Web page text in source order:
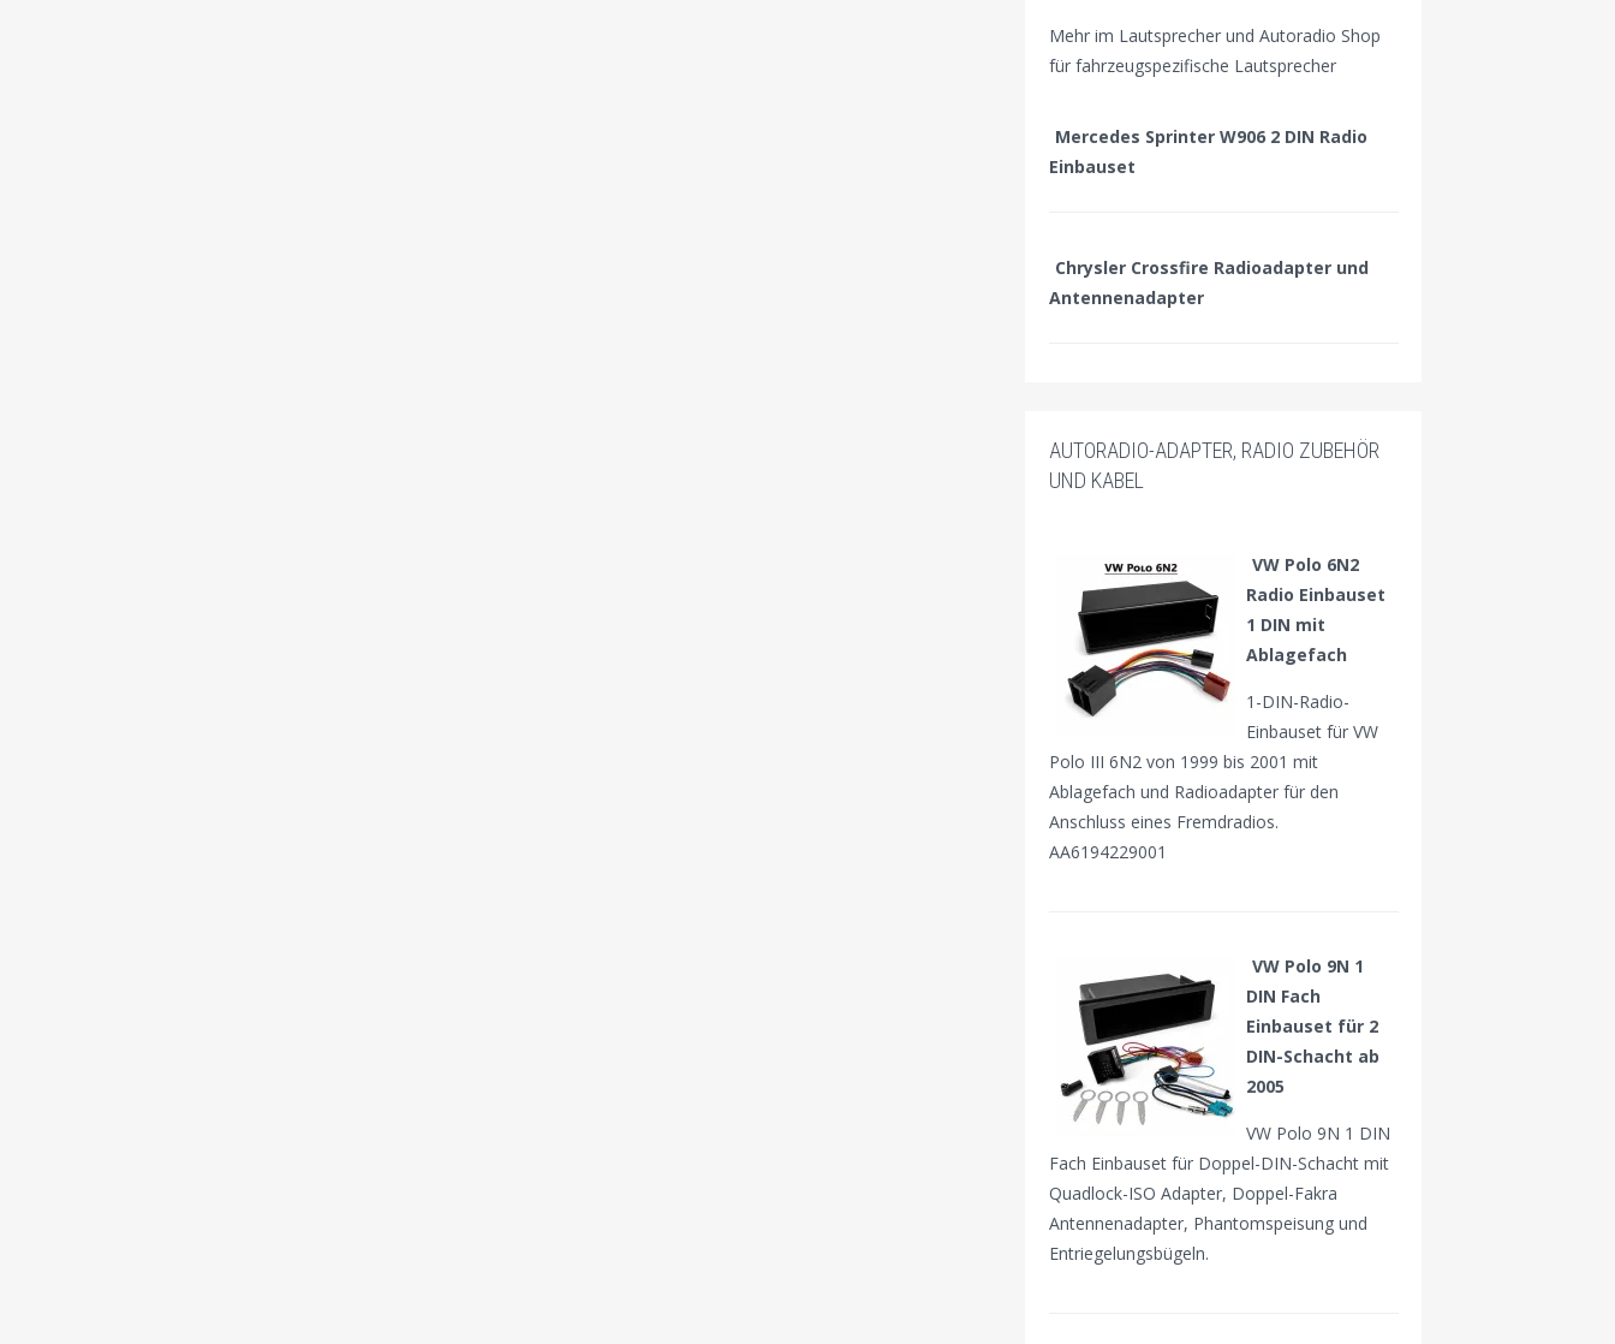
Mehr im Lautsprecher und Autoradio Shop
für fahrzeugspezifische Lautsprecher
Mercedes Sprinter W906 2 DIN Radio
Einbauset
Chrysler Crossfire Radioadapter und
Antennenadapter
AUTORADIO-ADAPTER, RADIO ZUBEHÖR
UND KABEL
VW Polo 6N2
Radio Einbauset
1 DIN mit
Ablagefach
1-DIN-Radio-
Einbauset für VW
Polo III 6N2 von 1999 bis 2001 mit
Ablagefach und Radioadapter für den
Anschluss eines Fremdradios.
AA6194229001
VW Polo 9N 1
DIN Fach
Einbauset für 2
DIN-Schacht ab
2005
VW Polo 9N 1 DIN
Fach Einbauset für Doppel-DIN-Schacht mit
Quadlock-ISO Adapter, Doppel-Fakra
Antennenadapter, Phantomspeisung und
Entriegelungsbügeln.